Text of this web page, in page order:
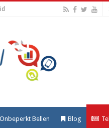
Onbeperkt Bellen Blog